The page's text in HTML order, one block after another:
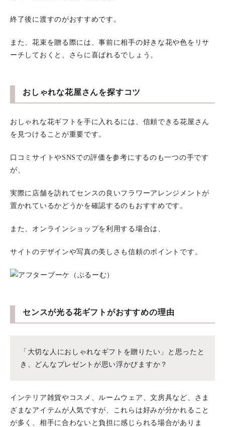
終了後に渡すのがおすすめです。
また、花束を贈る際には、事前に相手の好きな花や色をリサ
ーチしておくと、さらに喜ばれるでしょう。
おしゃれな花屋さんを探すコツ
おしゃれな花ギフトを手に入れるには、信頼できる花屋さん
を見つけることが重要です。
口コミサイトやSNSでの評価を参考にするのも一つの手です
が、
実際に店舗を訪れてセンスの良いフラワーアレンジメントが
置かれているかどうかを確認するのもおすすめです。
また、オンラインショップを利用する場合は、
サイトのデザインや写真の美しさも信頼のポイントです。
センスが光る花ギフトがおすすめの理由
「大切な人におしゃれなギフトを贈りたい」と思ったと
き、どんなプレゼントが思い浮かびますか？
インテリア雑貨やコスメ、ルームウェア、文房具など、さま
ざまなアイテムが人気ですが、これらは好みが分かれること
が多く、相手に合わないと負担に感じられる場合がありま